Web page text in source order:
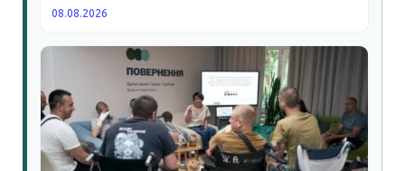
08.08.2026